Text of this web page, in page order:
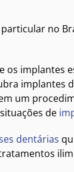
no
implantes
implantes
um
de
dentárias